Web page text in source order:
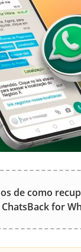
de como
for